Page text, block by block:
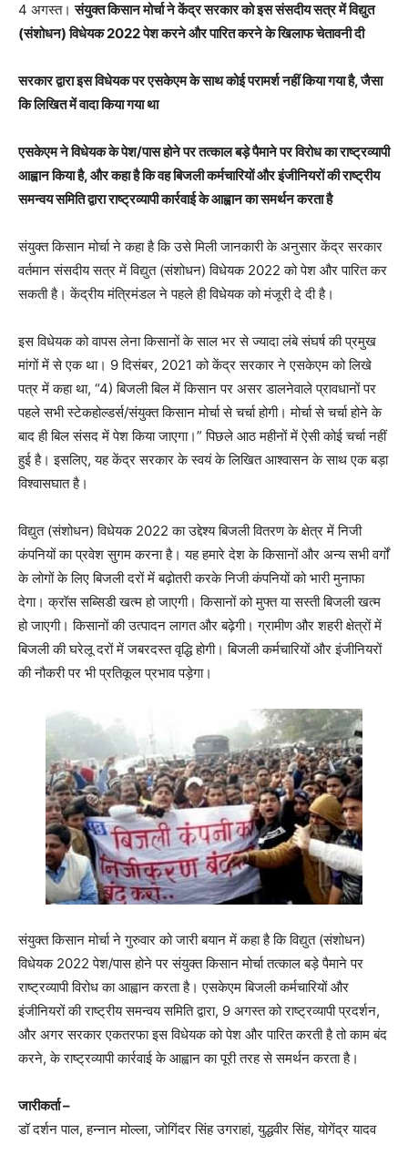
4 अगस्त।संयुक्त किसान मोर्चा ने केंद्र सरकार को इस संसदीय सत्र में विद्युत
(संशोधन) विधेयक 2022 पेश करने और पारित करने के खिलाफ चेतावनी दी
सरकार द्वारा इस विधेयक पर एसकेएम के साथ कोई परामर्श नहीं किया गया है, जैसा
कि लिखित में वादा किया गया था
एसकेएम ने विधेयक के पेश/पास होने पर तत्काल बड़े पैमाने पर विरोध का राष्ट्रव्यापी
आह्वान किया है, और कहा है कि वह बिजली कर्मचारियों और इंजीनियरों की राष्ट्रीय
समन्वय समिति द्वारा राष्ट्रव्यापी कार्रवाई के आह्वान का समर्थन करता है
संयुक्त किसान मोर्चा ने कहा है कि उसे मिली जानकारी के अनुसार केंद्र सरकार
वर्तमान संसदीय सत्र में विद्युत (संशोधन) विधेयक 2022 को पेश और पारित कर
सकती है। केंद्रीय मंत्रिमंडल ने पहले ही विधेयक को मंजूरी दे दी है।
इस विधेयक को वापस लेना किसानों के साल भर से ज्यादा लंबे संघर्ष की प्रमुख
मांगों में से एक था। 9 दिसंबर, 2021 को केंद्र सरकार ने एसकेएम को लिखे
पत्र में कहा था, “4) बिजली बिल में किसान पर असर डालनेवाले प्रावधानों पर
पहले सभी स्टेकहोल्डर्स/संयुक्त किसान मोर्चा से चर्चा होगी। मोर्चा से चर्चा होने के
बाद ही बिल संसद में पेश किया जाएगा।” पिछले आठ महीनों में ऐसी कोई चर्चा नहीं
हुई है। इसलिए, यह केंद्र सरकार के स्वयं के लिखित आश्वासन के साथ एक बड़ा
विश्वासघात है।
विद्युत (संशोधन) विधेयक 2022 का उद्देश्य बिजली वितरण के क्षेत्र में निजी
कंपनियों का प्रवेश सुगम करना है। यह हमारे देश के किसानों और अन्य सभी वर्गों
के लोगों के लिए बिजली दरों में बढ़ोतरी करके निजी कंपनियों को भारी मुनाफा
देगा। क्रॉस सब्सिडी खत्म हो जाएगी। किसानों को मुफ्त या सस्ती बिजली खत्म
हो जाएगी। किसानों की उत्पादन लागत और बढ़ेगी। ग्रामीण और शहरी क्षेत्रों में
बिजली की घरेलू दरों में जबरदस्त वृद्धि होगी। बिजली कर्मचारियों और इंजीनियरों
की नौकरी पर भी प्रतिकूल प्रभाव पड़ेगा।
संयुक्त किसान मोर्चा ने गुरुवार को जारी बयान में कहा है कि विद्युत (संशोधन)
विधेयक 2022 पेश/पास होने पर संयुक्त किसान मोर्चा तत्काल बड़े पैमाने पर
राष्ट्रव्यापी विरोध का आह्वान करता है। एसकेएम बिजली कर्मचारियों और
इंजीनियरों की राष्ट्रीय समन्वय समिति द्वारा, 9 अगस्त को राष्ट्रव्यापी प्रदर्शन,
और अगर सरकार एकतरफा इस विधेयक को पेश और पारित करती है तो काम बंद
करने, के राष्ट्रव्यापी कार्रवाई के आह्वान का पूरी तरह से समर्थन करता है।
जारीकर्ता –
डॉ दर्शन पाल, हन्नान मोल्ला, जोगिंदर सिंह उगराहां, युद्धवीर सिंह, योगेंद्र यादव